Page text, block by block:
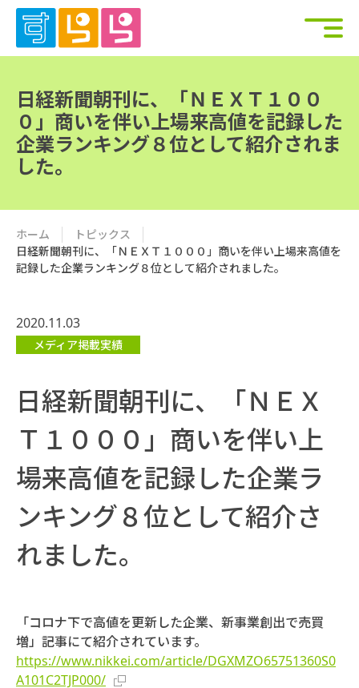
日経新聞朝刊に、「ＮＥＸＴ１００
０」商いを伴い上場来高値を記録した
企業ランキング８位として紹介されま
した。
ホーム
トピックス
日経新聞朝刊に、「ＮＥＸＴ１０００」商いを伴い上場来高値を
記録した企業ランキング８位として紹介されました。
2020.11.03
メディア掲載実績
日経新聞朝刊に、「ＮＥＸ
Ｔ１０００」商いを伴い上
場来高値を記録した企業ラ
ンキング８位として紹介さ
れました。
「コロナ下で高値を更新した企業、新事業創出で売買
増」記事にて紹介されています。
https://www.nikkei.com/article/DGXMZO65751360S0
A101C2TJP000/